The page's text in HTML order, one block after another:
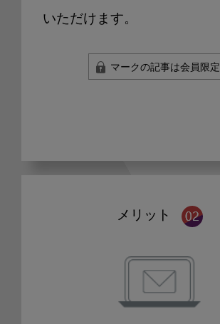
いただけます。
マークの記事は会員限定
メリット